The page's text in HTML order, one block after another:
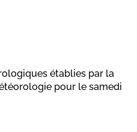
établies par la
pour le samedi